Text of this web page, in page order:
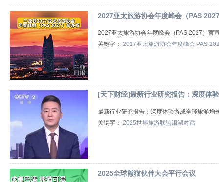
2027亚太旅游协会年度峰会（PAS
2027亚太旅游协会年度峰会（PAS 2027）官
关键字： 2027亚太旅游协会年度峰会 PAS
[天下财经]最新行业研究报告：深度体
最新行业研究报告：深度体验游成全球旅游增
关键字： 2025世界旅游联盟湘湖对话
2025全球熊猫伙伴大会平行会议